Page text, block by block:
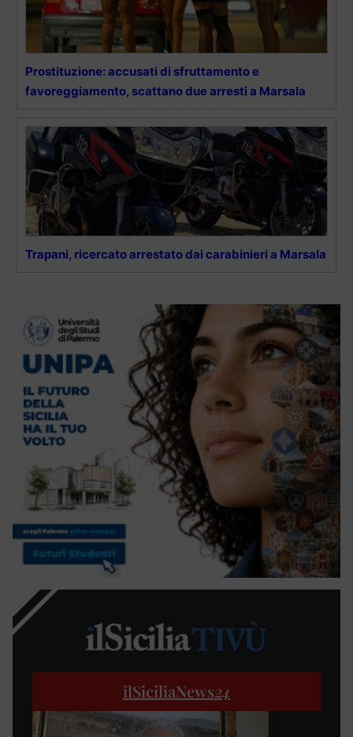
Prostituzione: accusati di sfruttamento e
favoreggiamento, scattano due arresti a Marsala
Trapani, ricercato arrestato dai carabinieri a Marsala
ilSiciliaNews24